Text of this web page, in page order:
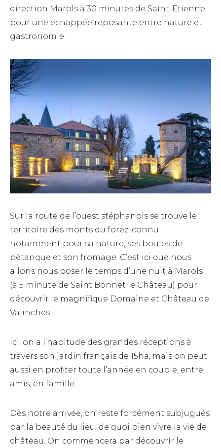
direction Marols à 30 minutes de Saint-Etienne
pour une échappée reposante entre nature et
gastronomie.
Sur la route de l’ouest stéphanois se trouve le
territoire des monts du forez, connu
notamment pour sa nature, ses boules de
pétanque et son fromage. C’est ici que nous
allons nous poser le temps d’une nuit à Marols
(à 5 minute de Saint Bonnet le Château) pour
découvrir le magnifique Domaine et Château de
Valinches.
Ici, on a l’habitude des grandes réceptions à
travers son jardin français de 15ha, mais on peut
aussi en profiter toute l’année en couple, entre
amis, en famille.
Dès notre arrivée, on reste forcément subjugués
par la beauté du lieu, de quoi bien vivre la vie de
château. On commencera par découvrir le